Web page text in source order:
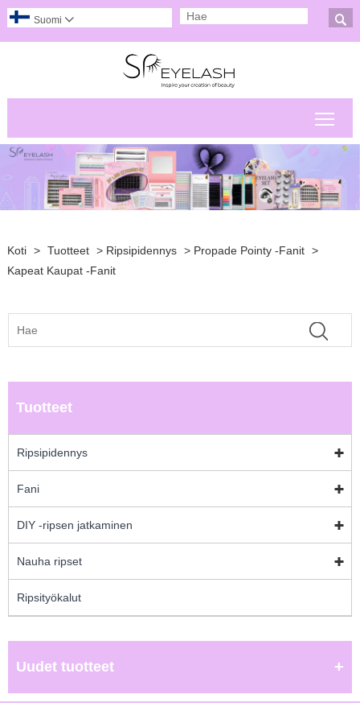

Suomi 
Koti > Tuotteet > Ripsipidennys > Propade Pointy -fanit >
Kapeat Kaupat -fanit
Tuotteet
Ripsipidennys
Fani
DIY -ripsen jatkaminen
Nauha ripset
Ripsityökalut
Uudet tuotteet